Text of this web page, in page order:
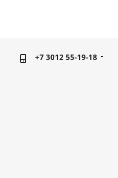
+7 3012 55-19-18